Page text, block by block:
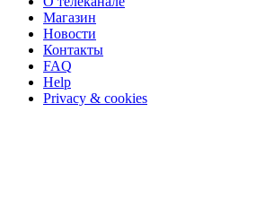
Магазин
Новости
Контакты
FAQ
Help
Privacy & cookies